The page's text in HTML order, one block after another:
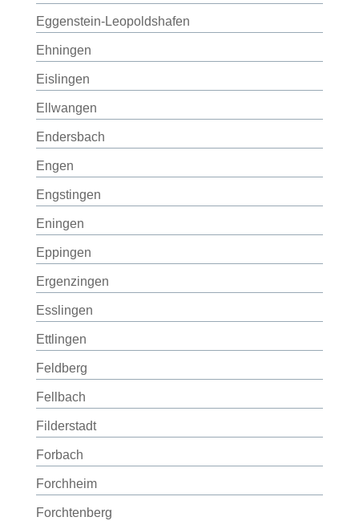
Eggenstein-Leopoldshafen
Ehningen
Eislingen
Ellwangen
Endersbach
Engen
Engstingen
Eningen
Eppingen
Ergenzingen
Esslingen
Ettlingen
Feldberg
Fellbach
Filderstadt
Forbach
Forchheim
Forchtenberg